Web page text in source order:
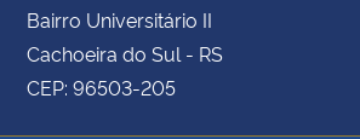
Bairro Universitário II
Cachoeira do Sul - RS
CEP: 96503-205